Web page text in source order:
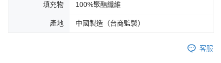
填充物 100%聚酯纖維
產地 中國製造（台商監製）
客服